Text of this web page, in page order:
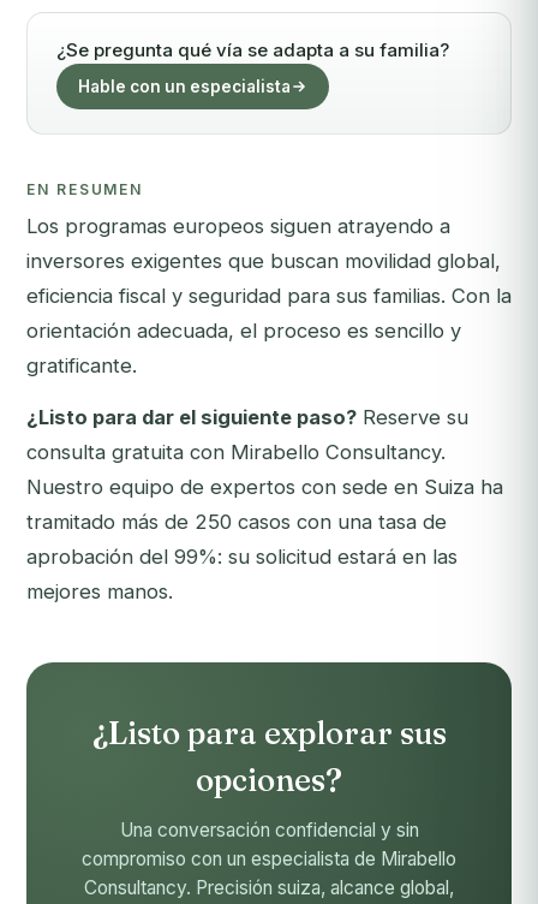
¿Se pregunta qué vía se adapta a su familia?
Hable con un especialista
EN RESUMEN
Los programas europeos siguen atrayendo a
inversores exigentes que buscan movilidad global,
eficiencia fiscal y seguridad para sus familias. Con la
orientación adecuada, el proceso es sencillo y
gratificante.
¿Listo para dar el siguiente paso? Reserve su
consulta gratuita con Mirabello Consultancy.
Nuestro equipo de expertos con sede en Suiza ha
tramitado más de 250 casos con una tasa de
aprobación del 99%: su solicitud estará en las
mejores manos.
¿Listo para explorar sus
opciones?
Una conversación confidencial y sin
compromiso con un especialista de Mirabello
Consultancy. Precisión suiza, alcance global,